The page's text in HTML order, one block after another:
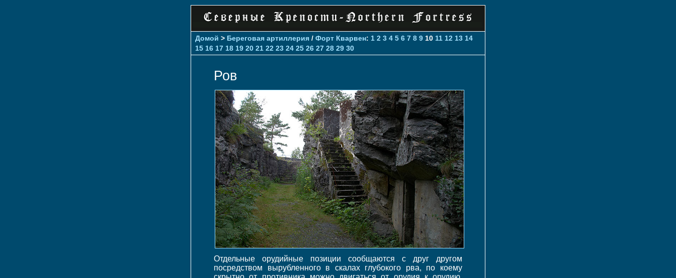
Домой > Береговая артиллерия / Форт Кварвен: 1 2 3 4 5 6 7 8 9 10 11 12 13 14
15 16 17 18 19 20 21 22 23 24 25 26 27 28 29 30
Ров
Отдельные орудийные позиции сообщаются с друг другом
посредством вырубленного в скалах глубокого рва, по коему